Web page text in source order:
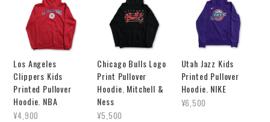
Los Angeles
Clippers Kids
Printed Pullover
Hoodie. NBA
¥4,900
Chicago Bulls Logo
Print Pullover
Hoodie. Mitchell &
Ness
¥5,500
Utah Jazz Kids
Printed Pullover
Hoodie. NIKE
¥6,500